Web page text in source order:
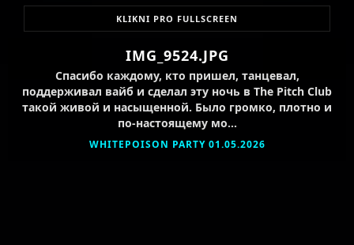
KLIKNI PRO FULLSCREEN
IMG_9524.JPG
Спасибо каждому, кто пришел, танцевал,
поддерживал вайб и сделал эту ночь в The Pitch Club
такой живой и насыщенной. Было громко, плотно и
по-настоящему мо…
WHITEPOISON PARTY 01.05.2026